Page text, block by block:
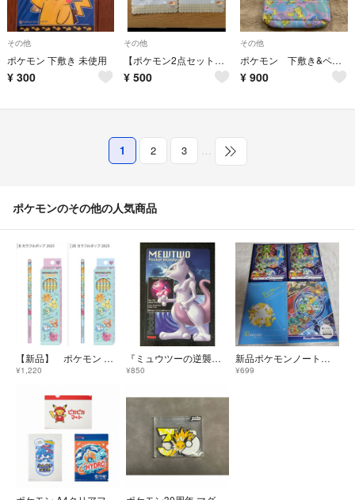
その他
ポケモン 下敷き 未使用
¥ 300
その他
【ポケモン2点セット】 もくもく下敷き B5 したじき
¥ 500
その他
ポケモン 下敷き&ペンケースの中身 セット
¥ 900
1 2 3 …
ポケモンのその他の人気商品
【新品】 ポケモン かきかたえんぴつ 12本入 2B B 2ダースセット
¥1,220
『ミュウツーの逆襲』下敷き
¥850
新品ポケモンノート、下敷き
¥699